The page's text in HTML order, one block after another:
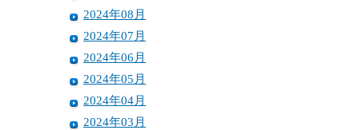
2024年08月
2024年07月
2024年06月
2024年05月
2024年04月
2024年03月